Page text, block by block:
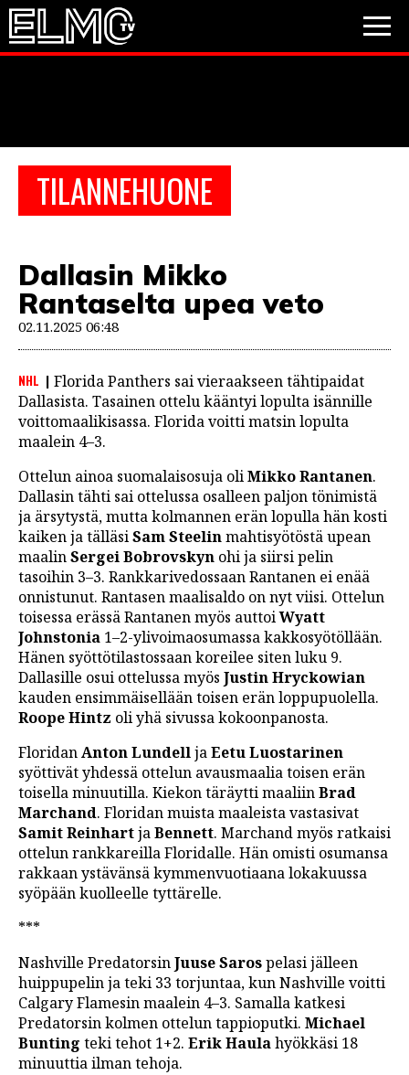
TILANNEHUONE
Dallasin Mikko
Rantaselta upea veto
02.11.2025 06:48
NHL
Florida Panthers sai vieraakseen tähtipaidat
Dallasista. Tasainen ottelu kääntyi lopulta isännille
voittomaalikisassa. Florida voitti matsin lopulta
maalein 4–3.
Ottelun ainoa suomalaisosuja oliMikko Rantanen.
Dallasin tähti sai ottelussa osalleen paljon tönimistä
ja ärsytystä, mutta kolmannen erän lopulla hän kosti
kaiken ja tälläsiSam Steelinmahtisyötöstä upean
maalinSergei Bobrovskyn ohi ja siirsi pelin
tasoihin 3–3. Rankkarivedossaan Rantanen ei enää
onnistunut. Rantasen maalisaldo on nyt viisi. Ottelun
toisessa erässä Rantanen myös auttoiWyatt
Johnstonia 1–2-ylivoimaosumassa kakkosyötöllään.
Hänen syöttötilastossaan koreilee siten luku 9.
Dallasille osui ottelussa myös Justin Hryckowian
kauden ensimmäisellään toisen erän loppupuolella.
Roope Hintz oli yhä sivussa kokoonpanosta.
FloridanAnton LundelljaEetu Luostarinen
syöttivät yhdessä ottelun avausmaalia toisen erän
toisella minuutilla. Kiekon täräytti maaliinBrad
Marchand. Floridan muista maaleista vastasivat
Samit ReinhartjaBennett. Marchand myös ratkaisi
ottelun rankkareilla Floridalle. Hän omisti osumansa
rakkaan ystävänsä kymmenvuotiaana lokakuussa
syöpään kuolleelle tyttärelle.
***
Nashville PredatorsinJuuse Sarospelasi jälleen
huippupelin ja teki 33 torjuntaa, kun Nashville voitti
Calgary Flamesin maalein 4–3. Samalla katkesi
Predatorsin kolmen ottelun tappioputki. Michael
Bunting teki tehot 1+2. Erik Haulahyökkäsi 18
minuuttia ilman tehoja.
PESÄPALLO
VIDEOT
JALKAPALLO
EM2021
Huuhkajat
Veikkausliiga
JÄÄKIEKKO
PESÄPALLO
F1
LINTU VAI KALA
46 DENTON ROAD
VIDEOT
PODCASTIT
KOLUMNIT